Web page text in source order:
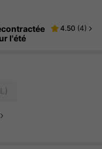
l'été
4.50 (4)